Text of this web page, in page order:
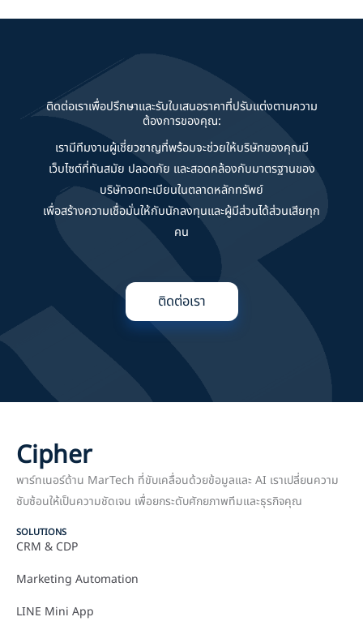
ติดต่อเราเพื่อปรึกษาและรับใบเสนอราคาที่ปรับแต่งตามความ
ต้องการของคุณ:
เรามีทีมงานผู้เชี่ยวชาญที่พร้อมจะช่วยให้บริษัทของคุณมี
เว็บไซต์ที่ทันสมัย ปลอดภัย และสอดคล้องกับมาตรฐานของ
บริษัทจดทะเบียนในตลาดหลักทรัพย์
เพื่อสร้างความเชื่อมั่นให้กับนักลงทุนและผู้มีส่วนได้ส่วนเสียทุก
คน
ติดต่อเรา
Cipher
พาร์ทเนอร์ด้าน MarTech ที่ขับเคลื่อนด้วยข้อมูลและ AI เราเปลี่ยนความ
ซับซ้อนให้เป็นความชัดเจน เพื่อยกระดับศักยภาพทีมและธุรกิจคุณ
SOLUTIONS
CRM & CDP
Marketing Automation
LINE Mini App